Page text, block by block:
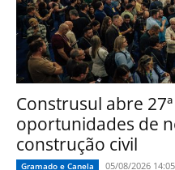
Construsul abre
oportunidades de
construção civil
Gramado e Canela 05/08/2026 14:05